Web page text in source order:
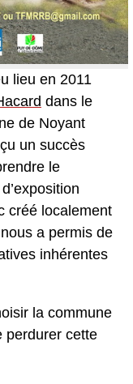
lieu en 2011
dans le
de Noyant
un succès
le
créé localement
a permis de
inhérentes
la commune
perdurer cette